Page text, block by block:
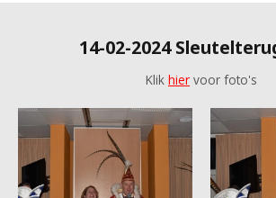
14-02-2024
Klik hier voor foto's